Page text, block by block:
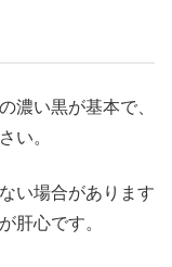
濃い黒が基本で、
い。
い場合があります
肝心です。